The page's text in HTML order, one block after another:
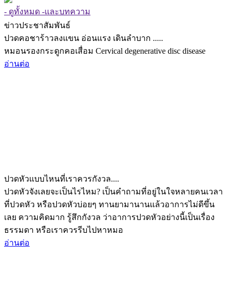
- ดูทั้งหมด -และบทความ
ข่าวประชาสัมพันธ์
ปวดคอชาร้าวลงแขน อ่อนแรง เดินลำบาก .....
หมอนรองกระดูกคอเสื่อม Cervical degenerative disc disease
อ่านต่อ
ปวดหัวแบบไหนที่เราควรกังวล....
ปวดหัวจังเลยจะเป็นไรไหม? เป็นคำถามที่อยู่ในใจหลายคนเวลา
ที่ปวดหัว หรือปวดหัวบ่อยๆ ทานยามานานแล้วอาการไม่ดีขึ้น
เลย ความคิดมาก รู้สึกกังวล ว่าอาการปวดหัวอย่างนี้เป็นเรื่อง
ธรรมดา หรือเราควรรีบไปหาหมอ
อ่านต่อ